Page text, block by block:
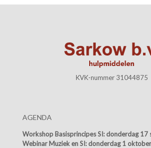
KVK-nummer 31044875
AGENDA
Workshop Basisprincipes SI: donderdag 17
Webinar Muziek en SI: donderdag 1